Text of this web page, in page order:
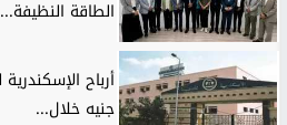
الطاقة النظيفة...
جنيه خلال...